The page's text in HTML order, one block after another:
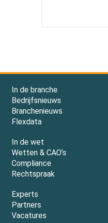
In de branche
Bedrijfsnieuws
Branchenieuws
Flexdata
In de wet
Wetten & CAO’s
Compliance
Rechtspraak
Experts
Partners
Vacatures